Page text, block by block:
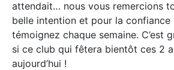
attendait… nous vous remercions
belle intention et pour la confiance
témoignez chaque semaine. C’est
si ce club qui fêtera bientôt ces 2
aujourd’hui !